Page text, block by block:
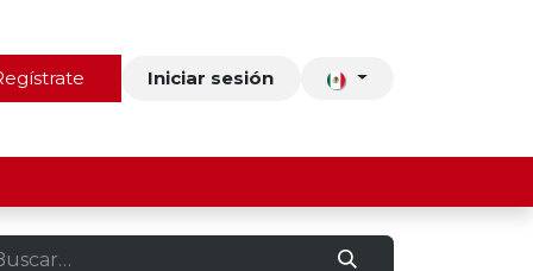
Contacto Iniciar sesión